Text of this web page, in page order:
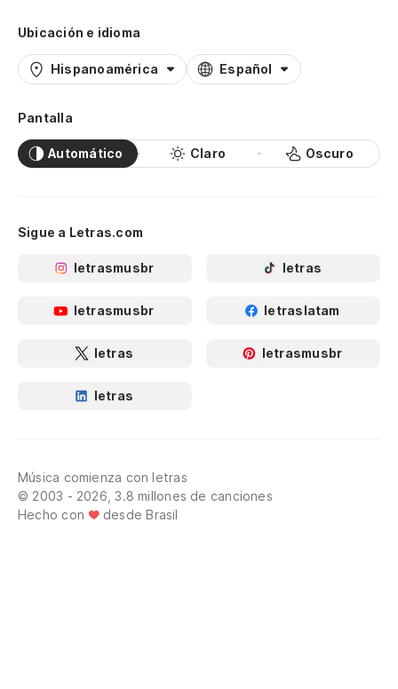
Ubicación e idioma
Hispanoamérica Español
Pantalla
Automático Claro Oscuro
Sigue a Letras.com
letrasmusbr letras
letrasmusbr letraslatam
letras letrasmusbr
letras
Música comienza con letras
© 2003 - 2026, 3.8 millones de canciones
Hecho con
desde Brasil